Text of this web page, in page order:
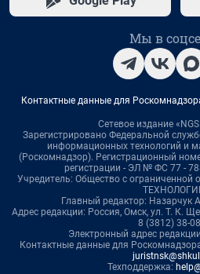
Мы в
Контактные данные для
Сетевое издание
Зарегистрировано Федеральной
информационных технологий и
(Роскомнадзор). Регистрационный
регистрации - ЭЛ № ФС 77 -
Учредитель: Общество с
Главный редактор: Назарчук
Адрес редакции: Россия, Омск, ул. Т. К.
8 (3812) 38-
Электронный адрес
Контактные данные для
Техподдержка: